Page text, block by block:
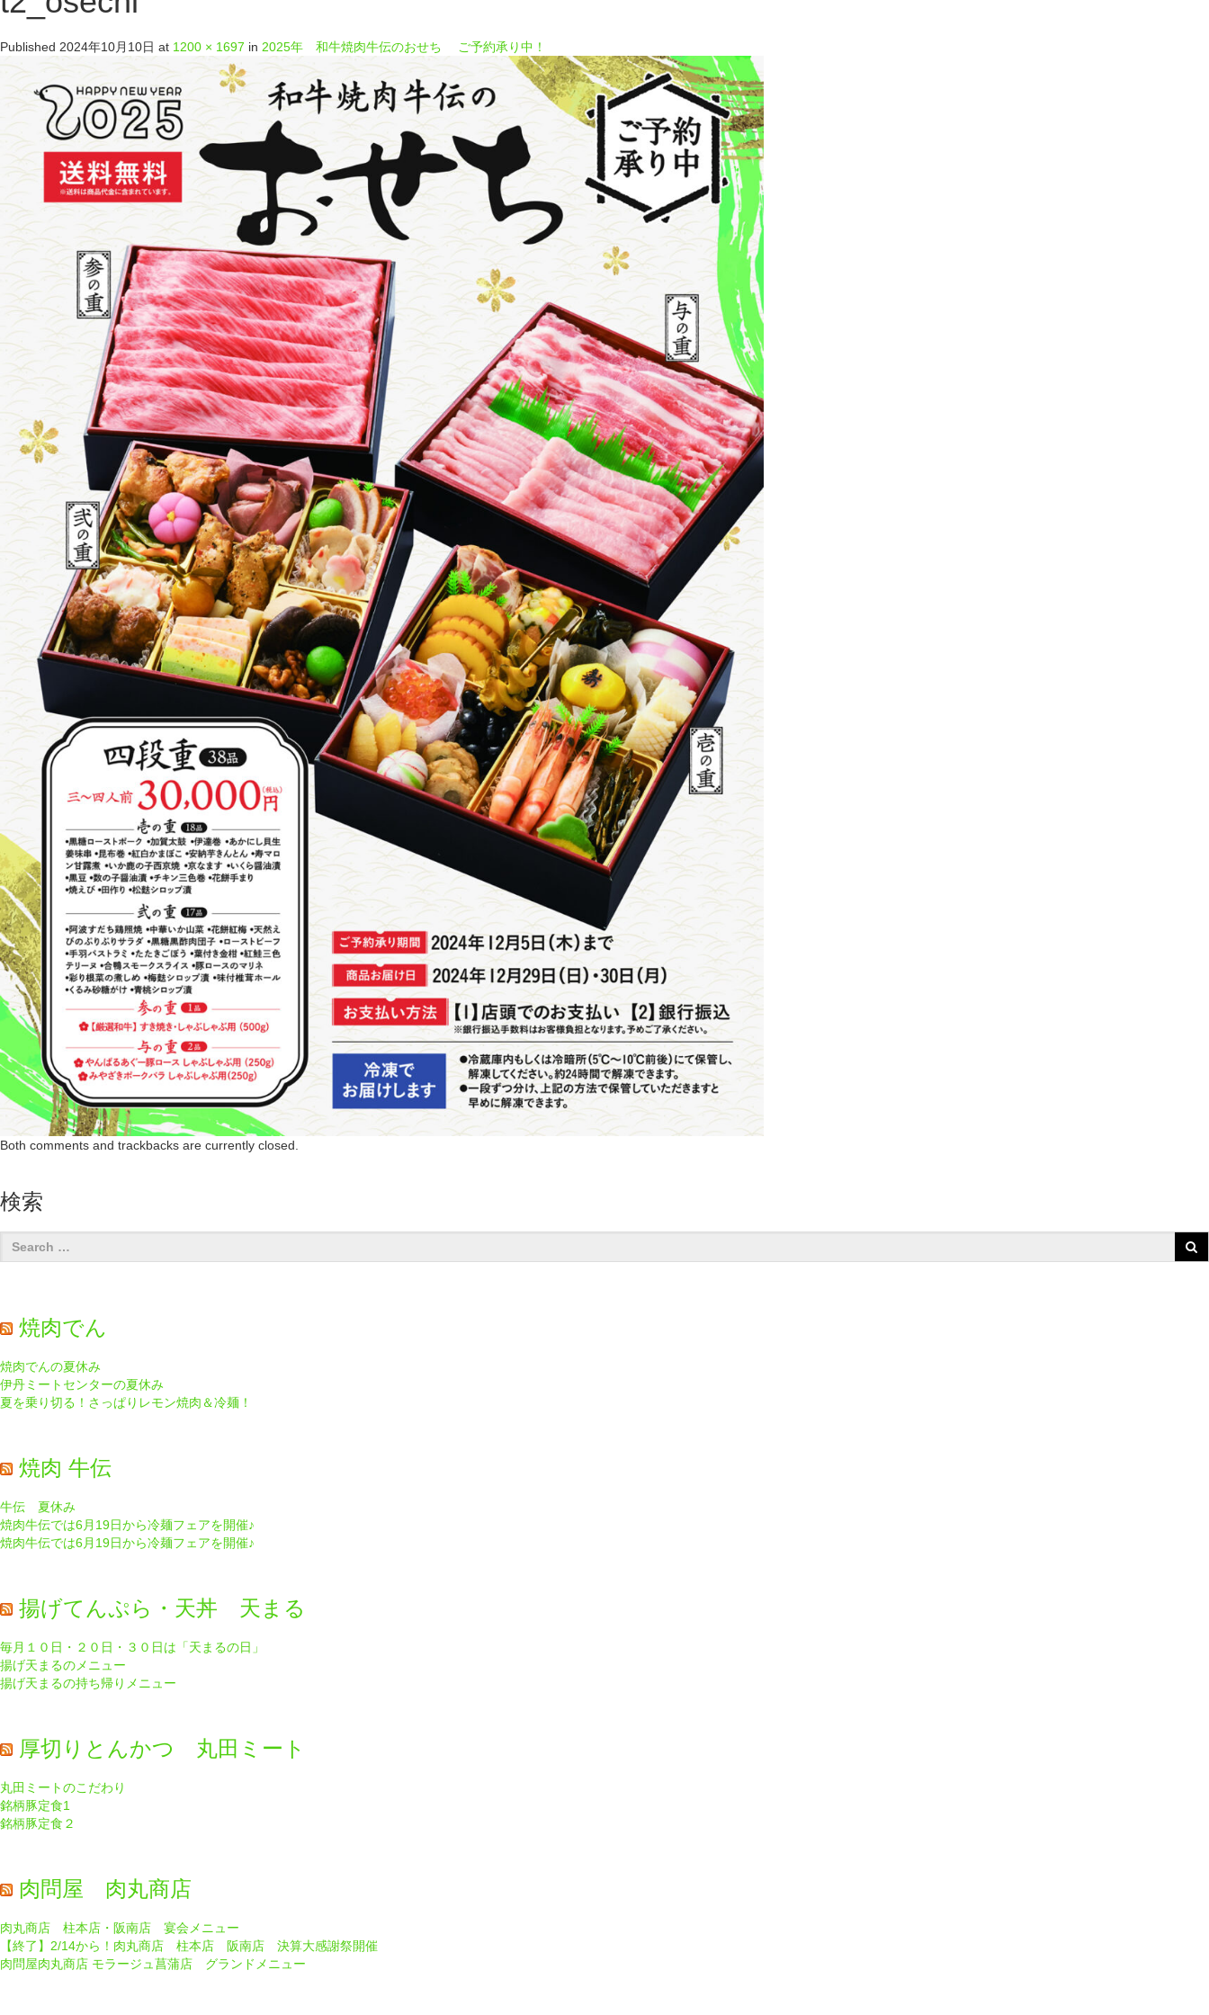
Published 2024年10月10日 at 1200 × 1697 in 2025年 和牛焼肉牛伝のおせち ご予約承り中！
Both comments and trackbacks are currently closed.
検索
焼肉でん
焼肉でんの夏休み
伊丹ミートセンターの夏休み
夏を乗り切る！さっぱりレモン焼肉＆冷麺！
焼肉 牛伝
牛伝 夏休み
焼肉牛伝では6月19日から冷麺フェアを開催♪
焼肉牛伝では6月19日から冷麺フェアを開催♪
揚げてんぷら・天丼 天まる
毎月１０日・２０日・３０日は「天まるの日」
揚げ天まるのメニュー
揚げ天まるの持ち帰りメニュー
厚切りとんかつ 丸田ミート
丸田ミートのこだわり
銘柄豚定食1
銘柄豚定食２
肉問屋 肉丸商店
肉丸商店 柱本店・阪南店 宴会メニュー
【終了】2/14から！肉丸商店 柱本店 阪南店 決算大感謝祭開催
肉問屋肉丸商店 モラージュ菖蒲店 グランドメニュー